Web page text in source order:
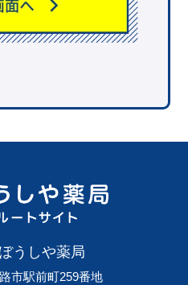
ください。（カタカナ
い。）
なく転載することは、著作
うしや薬局
市駅前町259番地